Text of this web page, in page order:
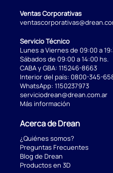
Ventas Corporativas
Servicio Técnico
Lunes a Viernes de 09:00 a
Sábados de 09:00 a 14:00 hs.
CABA y GBA: 115246-8663
Interior del país: 0800-345-
WhatsApp: 1150237973
serviciodrean@drean.com.ar
Más información
Acerca de Drean
¿Quiénes somos?
Preguntas Frecuentes
Blog de Drean
Productos en 3D